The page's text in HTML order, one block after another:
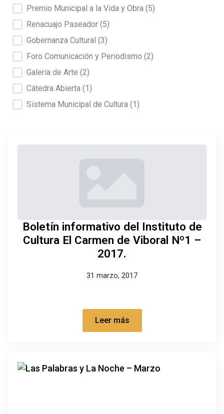
Premio Municipal a la Vida y Obra (5)
Renacuajo Paseador (5)
Gobernanza Cultural (3)
Foro Comunicación y Periodismo (2)
Galería de Arte (2)
Cátedra Abierta (1)
Sistema Municipal de Cultura (1)
Boletín informativo del Instituto de
Cultura El Carmen de Viboral Nº1 –
2017.
31 marzo, 2017
Leer más